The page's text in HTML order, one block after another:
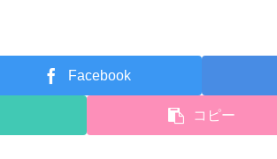
Facebook
コピー